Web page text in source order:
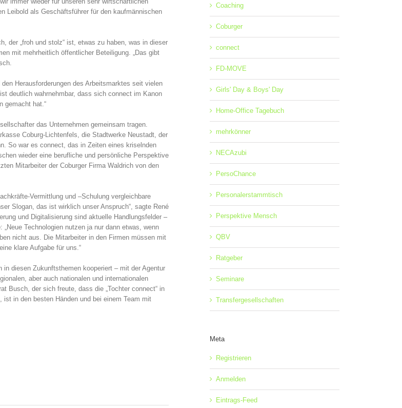
Leibold als Geschäftsführer für den kaufmännischen
der „froh und stolz“ ist, etwas zu haben, was in dieser
mit mehrheitlich öffentlicher Beteiligung. „Das gibt
Herausforderungen des Arbeitsmarktes seit vielen
deutlich wahrnehmbar, dass sich connect im Kanon
gemacht hat.“
das Unternehmen gemeinsam tragen.
Coburg-Lichtenfels, die Stadtwerke Neustadt, der
So war es connect, das in Zeiten eines kriselnden
wieder eine berufliche und persönliche Perspektive
Mitarbeiter der Coburger Firma Waldrich von den
Vermittlung und –Schulung vergleichbare
Slogan, das ist wirklich unser Anspruch“, sagte René
und Digitalisierung sind aktuelle Handlungsfelder –
Technologien nutzen ja nur dann etwas, wenn
nicht aus. Die Mitarbeiter in den Firmen müssen mit
klare Aufgabe für uns.“
diesen Zukunftsthemen kooperiert – mit der Agentur
aber auch nationalen und internationalen
Busch, der sich freute, dass die „Tochter connect“ in
in den besten Händen und bei einem Team mit
Coaching
Coburger
connect
FD-MOVE
Girls' Day & Boys' Day
Home-Office Tagebuch
mehrkönner
NECAzubi
PersoChance
Personalerstammtisch
Perspektive Mensch
QBV
Ratgeber
Seminare
Transfergesellschaften
Meta
Registrieren
Anmelden
Eintrags-Feed